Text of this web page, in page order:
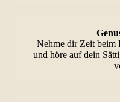
Nehme dir Zeit beim
und höre auf dein